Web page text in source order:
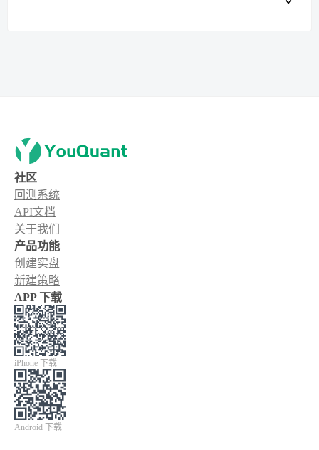
社区
回测系统
API文档
关于我们
产品功能
创建实盘
新建策略
APP 下载
iPhone 下载
Android 下载